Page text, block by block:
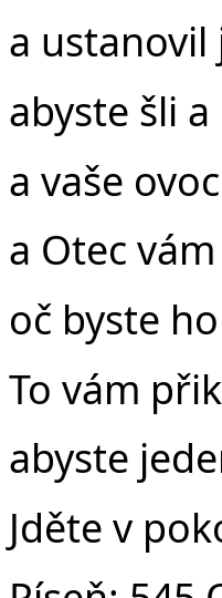
a ustanovil
abyste šli
a vaše
a Otec
oč byste
To vám
abyste
Jděte v